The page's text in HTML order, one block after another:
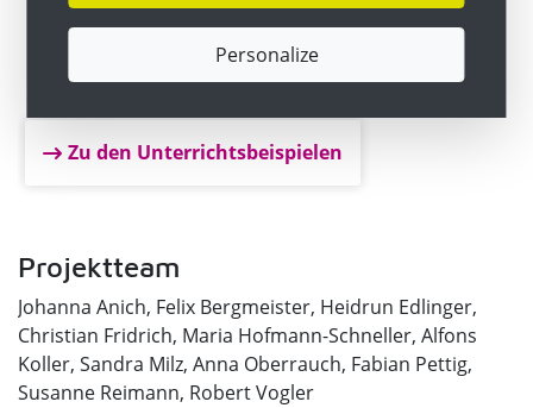
und Entwicklungsergebnisse in einschlägigen
Journalen.
Zu den Unterrichtsbeispielen
Projektteam
Johanna Anich, Felix Bergmeister, Heidrun Edlinger,
Christian Fridrich, Maria Hofmann-Schneller, Alfons
Koller, Sandra Milz, Anna Oberrauch, Fabian Pettig,
Susanne Reimann, Robert Vogler
Personalize